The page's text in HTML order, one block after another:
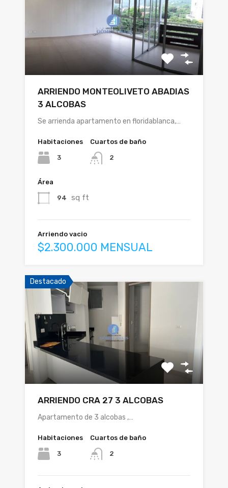
ARRIENDO MONTEOLIVETO ABADIAS
3 ALCOBAS
Se arrienda apartamento en floridablanca,…
Habitaciones
3
Cuartos de baño
2
Área
94 sq ft
Arriendo vacio
$2.300.000 MENSUAL
Destacado
ARRIENDO CRA 27 3 ALCOBAS
Apartamento de 3 alcobas ,…
Habitaciones
3
Cuartos de baño
2